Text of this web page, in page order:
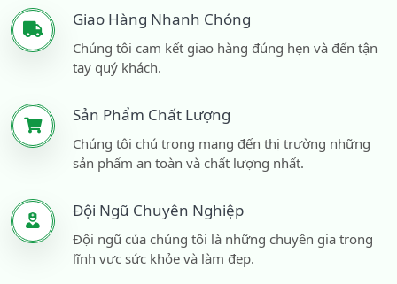
Giao Hàng Nhanh Chóng
Chúng tôi cam kết giao hàng đúng hẹn và đến tận
tay quý khách.
Sản Phẩm Chất Lượng
Chúng tôi chú trọng mang đến thị trường những
sản phẩm an toàn và chất lượng nhất.
Đội Ngũ Chuyên Nghiệp
Đội ngũ của chúng tôi là những chuyên gia trong
lĩnh vực sức khỏe và làm đẹp.